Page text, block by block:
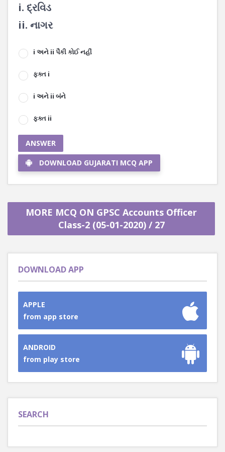
i. દ્રવિડ
ii. નાગર
i અને ii પૈકી કોઈ નહીં
ફક્ત i
i અને ii બંને
ફક્ત ii
ANSWER
DOWNLOAD GUJARATI MCQ APP
MORE MCQ ON GPSC Accounts Officer
Class-2 (05-01-2020) / 27
DOWNLOAD APP
APPLE
from app store
ANDROID
from play store
SEARCH